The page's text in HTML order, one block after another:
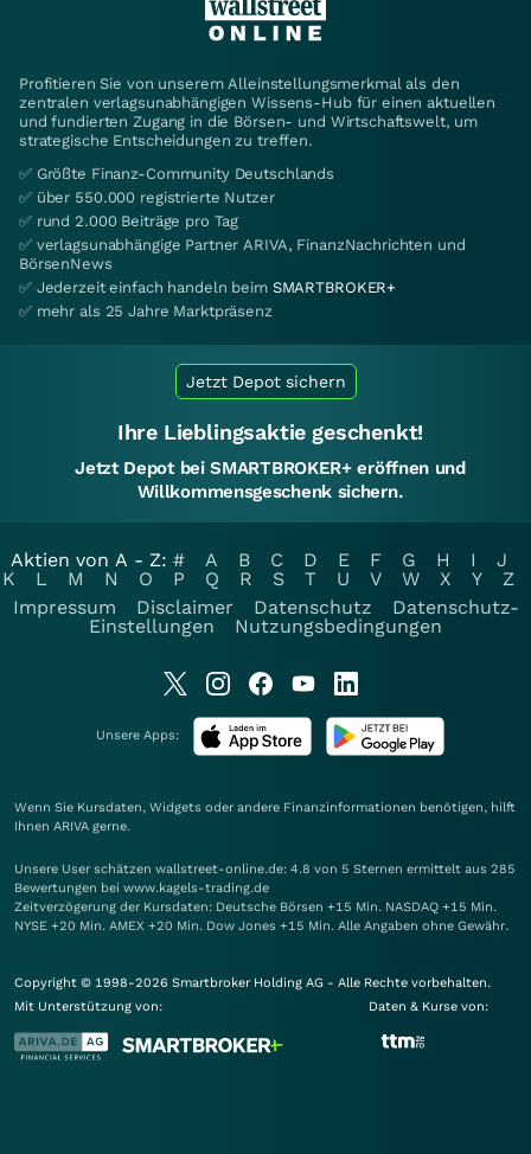
Profitieren Sie von unserem Alleinstellungsmerkmal als den
zentralen verlagsunabhängigen Wissens-Hub für einen aktuellen
und fundierten Zugang in die Börsen- und Wirtschaftswelt, um
strategische Entscheidungen zu treffen.
✅ Größte Finanz-Community Deutschlands
✅ über 550.000 registrierte Nutzer
✅ rund 2.000 Beiträge pro Tag
✅ verlagsunabhängige Partner ARIVA, FinanzNachrichten und
BörsenNews
✅ Jederzeit einfach handeln beim SMARTBROKER+
✅ mehr als 25 Jahre Marktpräsenz
Jetzt Depot sichern
Ihre Lieblingsaktie geschenkt!
Jetzt Depot bei SMARTBROKER+ eröffnen und
Willkommensgeschenk sichern.
Aktien von A - Z: # A B C D E F G H I
J
K
L M N O P Q R S T U V W X Y
Z
Impressum
Disclaimer Datenschutz
Datenschutz-
Einstellungen
Nutzungsbedingungen
Unsere Apps:
Wenn Sie Kursdaten, Widgets oder andere Finanzinformationen benötigen, hilft
Ihnen ARIVA gerne.
Unsere User schätzen wallstreet-online.de: 4.8 von 5 Sternen ermittelt aus 285
Bewertungen bei www.kagels-trading.de
Zeitverzögerung der Kursdaten: Deutsche Börsen +15 Min. NASDAQ +15 Min.
NYSE +20 Min. AMEX +20 Min. Dow Jones +15 Min. Alle Angaben ohne Gewähr.
Copyright © 1998-2026 Smartbroker Holding AG - Alle Rechte vorbehalten.
Mit Unterstützung von:
Daten & Kurse von: